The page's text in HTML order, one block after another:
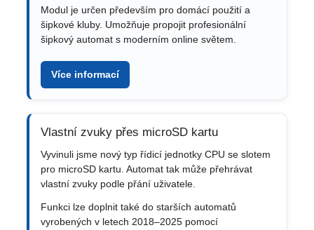
Modul je určen především pro domácí použití a
šipkové kluby. Umožňuje propojit profesionální
šipkový automat s moderním online světem.
Více informací
Vlastní zvuky přes microSD kartu
Vyvinuli jsme nový typ řídicí jednotky CPU se slotem
pro microSD kartu. Automat tak může přehrávat
vlastní zvuky podle přání uživatele.
Funkci lze doplnit také do starších automatů
vyrobených v letech 2018–2025 pomocí